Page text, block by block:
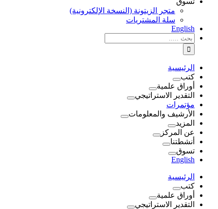
متجر الزيتونة (النسخة الإلكترونية)
سلة المشتريات
English
نتائج
البحث
بالنسبة
الي
:
الرئيسية
كتب
أوراق علمية
التقدير الاستراتيجي
مؤتمرات
الأرشيف والمعلومات
المزيد
عن المركز
أنشطتنا
تسوق
English
الرئيسية
كتب
أوراق علمية
التقدير الاستراتيجي